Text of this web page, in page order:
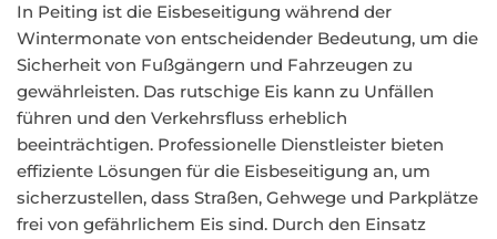
In Peiting ist die Eisbeseitigung während der
Wintermonate von entscheidender Bedeutung, um die
Sicherheit von Fußgängern und Fahrzeugen zu
gewährleisten. Das rutschige Eis kann zu Unfällen
führen und den Verkehrsfluss erheblich
beeinträchtigen. Professionelle Dienstleister bieten
effiziente Lösungen für die Eisbeseitigung an, um
sicherzustellen, dass Straßen, Gehwege und Parkplätze
frei von gefährlichem Eis sind. Durch den Einsatz